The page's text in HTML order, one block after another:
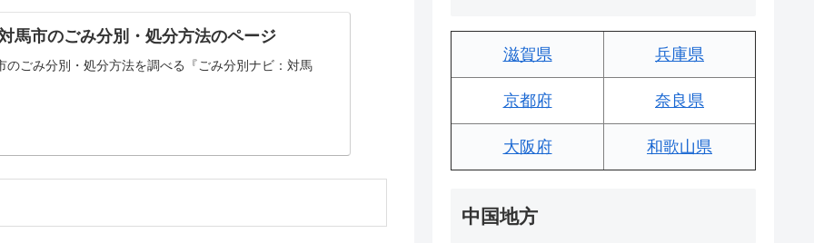
馬市のごみ分別・処分方法のページ
のごみ分別・処分方法を調べる『ごみ分別ナビ：対馬
滋賀県 兵庫県
京都府 奈良県
大阪府 和歌山県
中国地方